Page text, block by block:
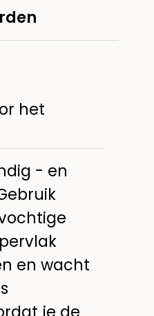
het
- en
en wacht